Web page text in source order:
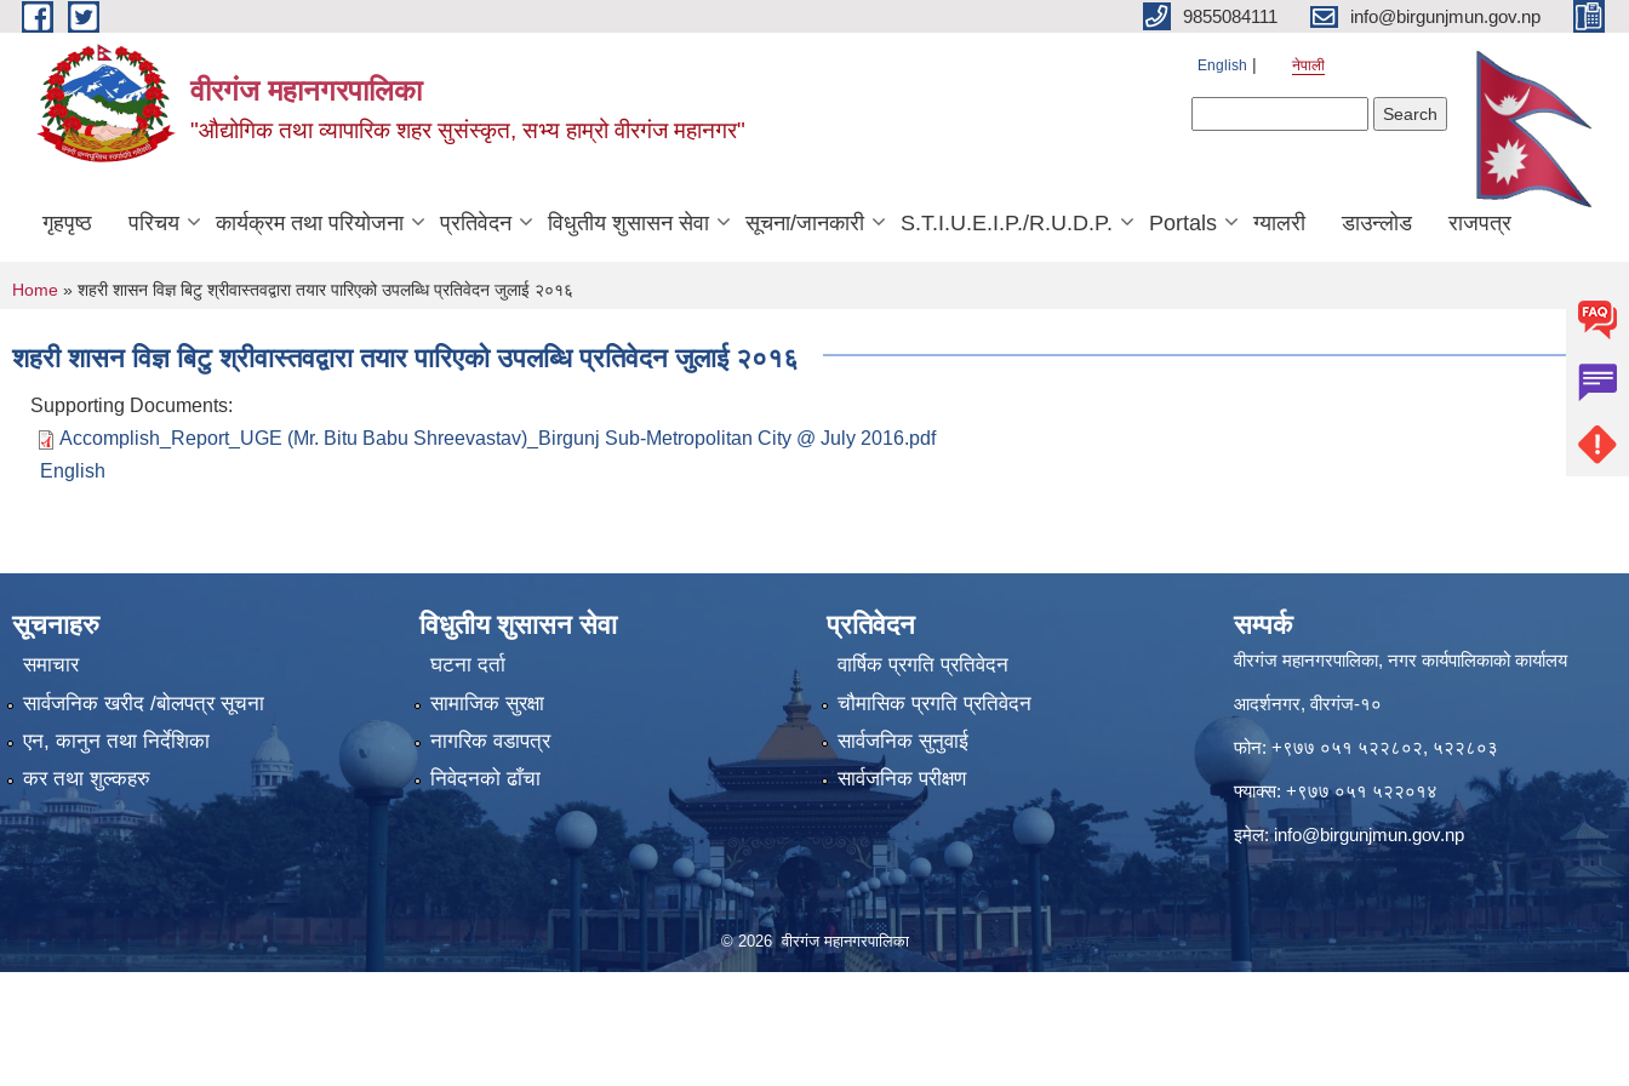
Skip to main content 9855084111 info@birgunjmun.gov.np
वीरगंज महानगरपालिका
"औद्योगिक तथा व्यापारिक शहर सुसंस्कृत, सभ्य हाम्रो वीरगंज महानगर"
English नेपाली
गृहपृष्ठ परिचय कार्यक्रम तथा परियोजना प्रतिवेदन विधुतीय शुसासन सेवा सूचना/जानकारी S.T.I.U.E.I.P./R.U.D.P. Portals ग्यालरी डाउन्लोड राजपत्र
You are here
Home » शहरी शासन विज्ञ बिटु श्रीवास्तवद्वारा तयार पारिएको उपलब्धि प्रतिवेदन जुलाई २०१६
शहरी शासन विज्ञ बिटु श्रीवास्तवद्वारा तयार पारिएको उपलब्धि प्रतिवेदन जुलाई २०१६
Supporting Documents:
Accomplish_Report_UGE (Mr. Bitu Babu Shreevastav)_Birgunj Sub-Metropolitan City @ July 2016.pdf
English
सूचनाहरु
समाचार
सार्वजनिक खरीद /बोलपत्र सूचना
एन, कानुन तथा निर्देशिका
कर तथा शुल्कहरु
विधुतीय शुसासन सेवा
घटना दर्ता
सामाजिक सुरक्षा
नागरिक वडापत्र
निवेदनको ढाँचा
प्रतिवेदन
वार्षिक प्रगति प्रतिवेदन
चौमासिक प्रगति प्रतिवेदन
सार्वजनिक सुनुवाई
सार्वजनिक परीक्षण
सम्पर्क
वीरगंज महानगरपालिका, नगर कार्यपालिकाको कार्यालय
आदर्शनगर, वीरगंज-१०
फोन: +९७७ ०५१ ५२२८०२, ५२२८०३
फ्याक्स: +९७७ ०५१ ५२२०१४
इमेल:info@birgunjmun.gov.np
© 2026 वीरगंज महानगरपालिका